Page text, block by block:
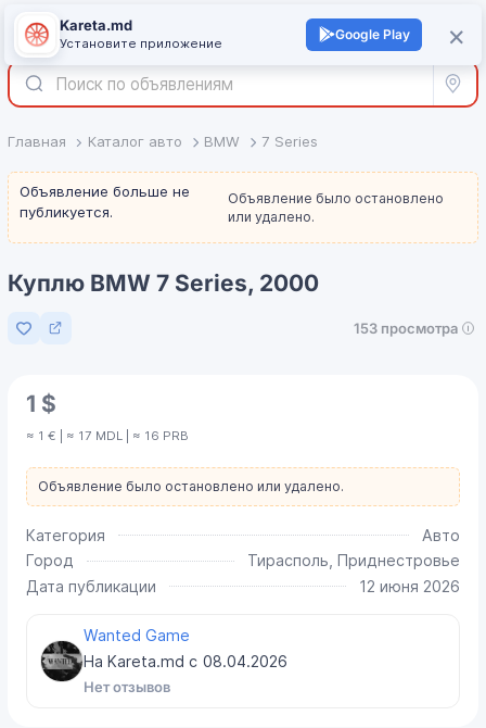
Войти +
Все
Главная Каталог авто BMW 7 Series
Объявление больше не
публикуется.
Объявление было остановлено
или удалено.
Куплю BMW 7 Series, 2000
Добавить в избранное
153 просмотра
1 $
≈ 1 € | ≈ 17 MDL | ≈ 16 PRB
Объявление было остановлено или удалено.
Категория
Авто
Город
Тирасполь, Приднестровье
Дата публикации
12 июня 2026
Wanted Game
На Kareta.md с 08.04.2026
Нет отзывов
×
Kareta.md
Установите приложение
Google Play